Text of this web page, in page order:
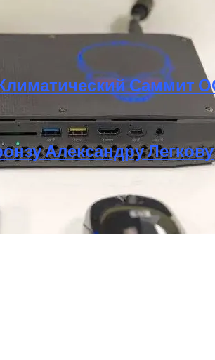
– Комфорт И Экологичность
Саммит
Александру Легкову